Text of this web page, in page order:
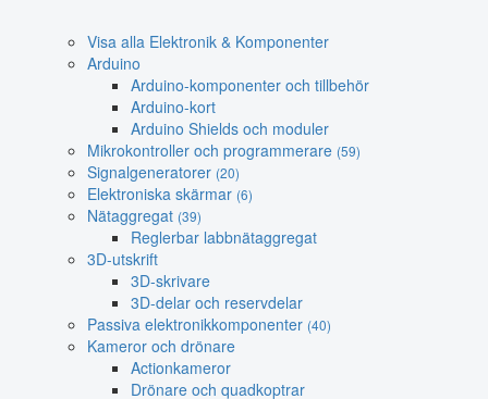
Visa alla Elektronik & Komponenter
Arduino
Arduino-komponenter och tillbehör
Arduino-kort
Arduino Shields och moduler
Mikrokontroller och programmerare (59)
Signalgeneratorer (20)
Elektroniska skärmar (6)
Nätaggregat (39)
Reglerbar labbnätaggregat
3D-utskrift
3D-skrivare
3D-delar och reservdelar
Passiva elektronikkomponenter (40)
Kameror och drönare
Actionkameror
Drönare och quadkoptrar